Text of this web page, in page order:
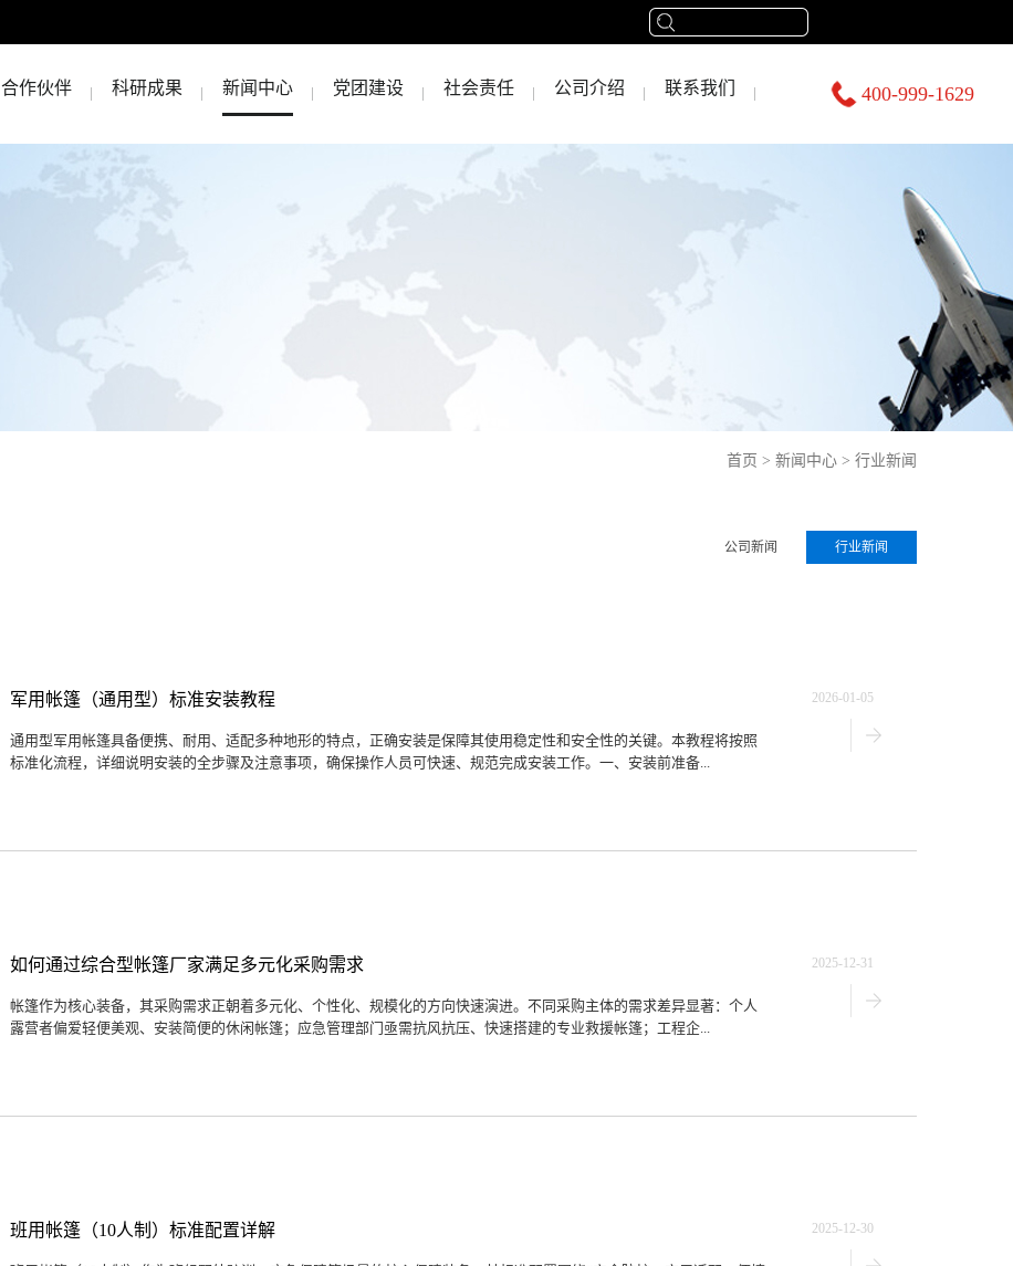
合作伙伴 科研成果 新闻中心 党团建设 社会责任 公司介绍 联系我们 400-999-1629
首页 > 新闻中心 > 行业新闻
公司新闻 行业新闻
军用帐篷（通用型）标准安装教程 2026-01-05
通用型军用帐篷具备便携、耐用、适配多种地形的特点，正确安装是保障其使用稳定性和安全性的关键。本教程将按照
标准化流程，详细说明安装的全步骤及注意事项，确保操作人员可快速、规范完成安装工作。一、安装前准备...
如何通过综合型帐篷厂家满足多元化采购需求 2025-12-31
帐篷作为核心装备，其采购需求正朝着多元化、个性化、规模化的方向快速演进。不同采购主体的需求差异显著：个人
露营者偏爱轻便美观、安装简便的休闲帐篷；应急管理部门亟需抗风抗压、快速搭建的专业救援帐篷；工程企...
班用帐篷（10人制）标准配置详解 2025-12-30